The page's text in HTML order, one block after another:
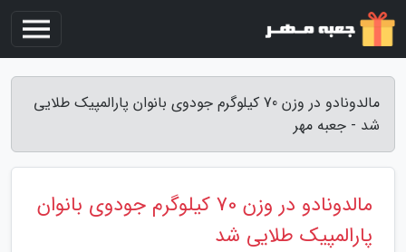
مالدونادو در وزن 70 کیلوگرم جودوی بانوان پارالمپیک طلایی
شد - جعبه مهر
مالدونادو در وزن 70 کیلوگرم جودوی بانوان
پارالمپیک طلایی شد